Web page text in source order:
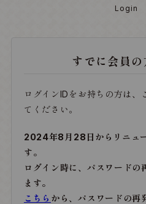
Login
すでに会員の
ログインIDをお持ちの方は、
てください。
2024年8月28日からリニュ
す。
ログイン時に、パスワードの
ます。
こちら から、パスワードの再